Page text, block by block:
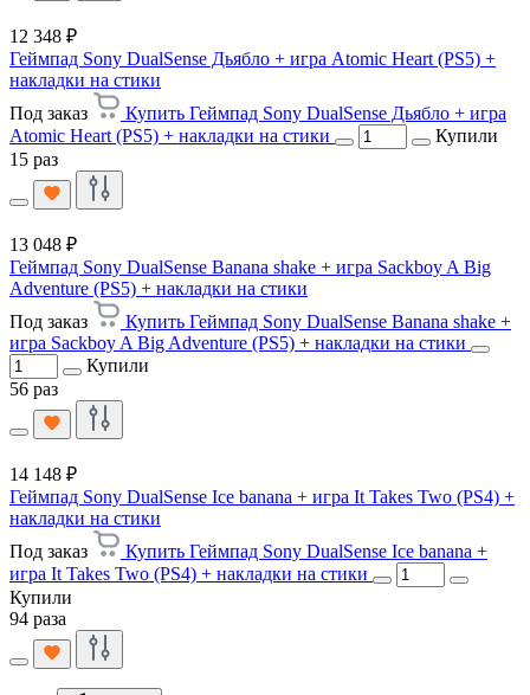
12 348 ₽
Геймпад Sony DualSense Дьябло + игра Atomic Heart (PS5) +
накладки на стики
Под заказ
Купить Геймпад Sony DualSense Дьябло + игра
Atomic Heart (PS5) + накладки на стики
Купили
15 раз
13 048 ₽
Геймпад Sony DualSense Banana shake + игра Sackboy A Big
Adventure (PS5) + накладки на стики
Под заказ
Купить Геймпад Sony DualSense Banana shake +
игра Sackboy A Big Adventure (PS5) + накладки на стики
Купили
56 раз
14 148 ₽
Геймпад Sony DualSense Ice banana + игра It Takes Two (PS4) +
накладки на стики
Под заказ
Купить Геймпад Sony DualSense Ice banana +
игра It Takes Two (PS4) + накладки на стики
Купили
94 раза